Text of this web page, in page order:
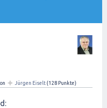
✦ Jürgen Eiselt (128 Punkte)